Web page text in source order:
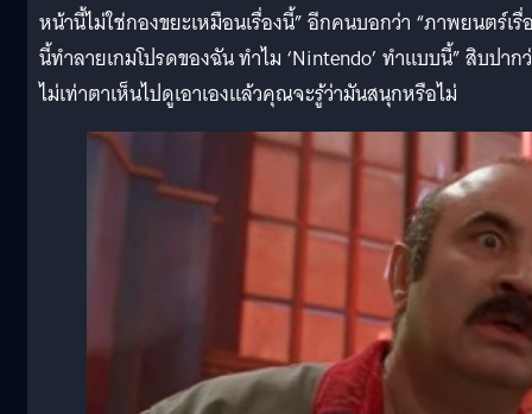
หน้านี้ไม่ใช่กองขยะเหมือนเรื่องนี้” อีกคนบอกว่า “ภาพยนตร์เรื่
นี้ทำลายเกมโปรดของฉัน ทำไม ‘Nintendo’ ทำแบบนี้” สิบปาก
ไม่เท่าตาเห็นไปดูเอาเองแล้วคุณจะรู้ว่ามันสนุกหรือไม่